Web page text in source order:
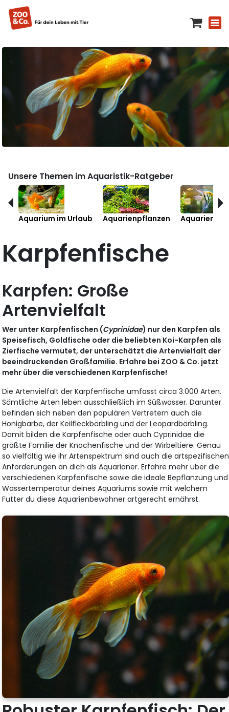
Unsere Themen im Aquaristik-Ratgeber
Aquarium im Urlaub Aquarienpflanzen
Karpfenfische
Karpfen: Große
Artenvielfalt
Wer unter Karpfenfischen (Cyprinidae) nur den Karpfen als
Speisefisch, Goldfische oder die beliebten Koi-Karpfen als
Zierfische vermutet, der unterschätzt die Artenvielfalt der
beeindruckenden Großfamilie. Erfahre bei ZOO & Co. jetzt
mehr über die verschiedenen Karpfenfische!
Die Artenvielfalt der Karpfenfische umfasst circa 3.000 Arten.
Sämtliche Arten leben ausschließlich im Süßwasser. Darunter
befinden sich neben den populären Vertretern auch die
Honigbarbe, der Keilfleckbärbling und der Leopardbärbling.
Damit bilden die Karpfenfische oder auch Cyprinidae die
größte Familie der Knochenfische und der Wirbeltiere. Genau
so vielfältig wie ihr Artenspektrum sind auch die artspezifischen
Anforderungen an dich als Aquarianer. Erfahre mehr über die
verschiedenen Karpfenfische sowie die ideale Bepflanzung und
Wassertemperatur deines Aquariums sowie mit welchem
Futter du diese Aquarienbewohner artgerecht ernährst.